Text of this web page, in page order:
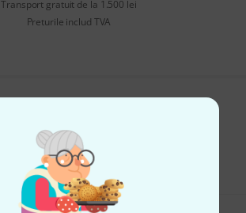
Transport gratuit de la 1.500 lei
Preturile includ TVA
Ajutor și feedback